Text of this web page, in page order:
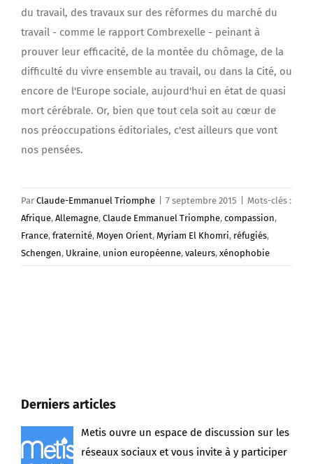
du travail, des travaux sur des réformes du marché du
travail - comme le rapport Combrexelle - peinant à
prouver leur efficacité, de la montée du chômage, de la
difficulté du vivre ensemble au travail, ou dans la Cité, ou
encore de l'Europe sociale, aujourd'hui en état de quasi
mort cérébrale. Or, bien que tout cela soit au cœur de
nos préoccupations éditoriales, c'est ailleurs que vont
nos pensées.
Par Claude-Emmanuel Triomphe 7 septembre 2015
Mots-clés :
Afrique, Allemagne, Claude Emmanuel Triomphe, compassion,
France, fraternité, Moyen Orient, Myriam El Khomri, réfugiés,
Schengen, Ukraine, union européenne, valeurs, xénophobie
Derniers articles
Metis ouvre un espace de discussion sur les
réseaux sociaux et vous invite à y participer